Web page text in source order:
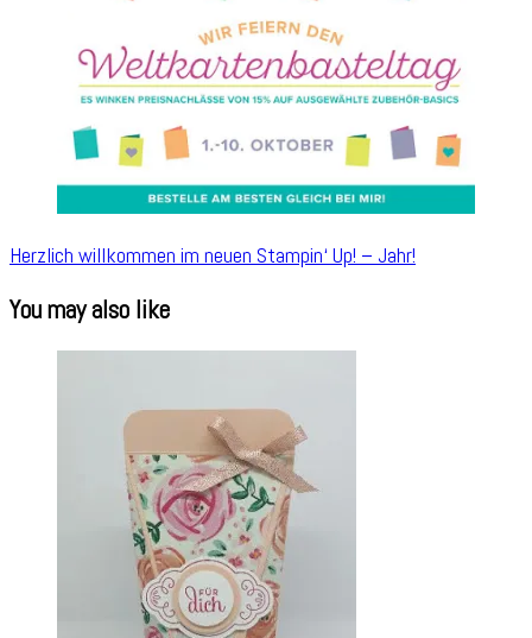
Herzlich willkommen im neuen Stampin‘ Up! – Jahr!
You may also like